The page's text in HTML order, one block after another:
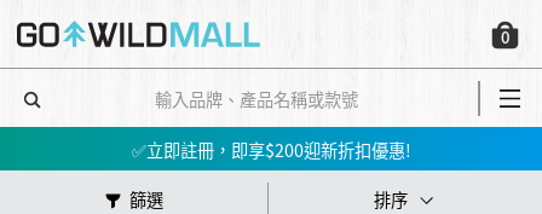
0
會員消費$100即賺$1GO DOLLAR ，下次購物當！錢！洗！
✅立即註冊，即享$200迎新折扣優惠!
【📣網店優惠】指定產品低至5件；買3件再85折 ‼️🛍➡️立即買
篩選 排序